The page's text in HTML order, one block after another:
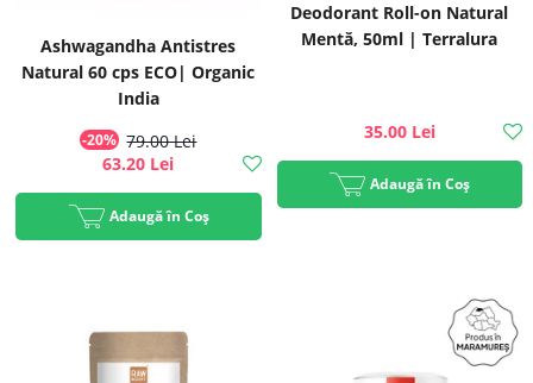
Ashwagandha Antistres
Natural 60 cps ECO| Organic
India
-20% 79.00 Lei
63.20 Lei
Adaugă în Coș
Deodorant Roll-on Natural
Mentă, 50ml | Terralura
35.00 Lei
Adaugă în Coș